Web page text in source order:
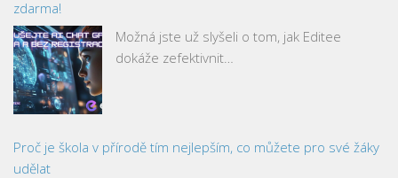
zdarma!
Možná jste už slyšeli o tom, jak Editee
dokáže zefektivnit…
Proč je škola v přírodě tím nejlepším, co můžete pro své žáky
udělat